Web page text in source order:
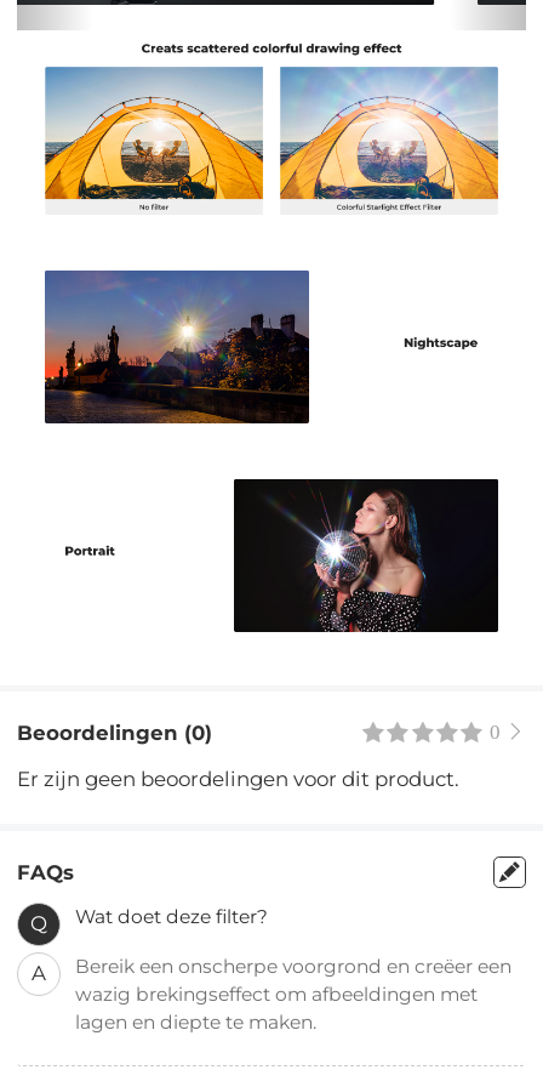
Beoordelingen (0) 0
Er zijn geen beoordelingen voor dit product.
FAQs
Q Wat doet deze filter?
A
Bereik een onscherpe voorgrond en creëer een
wazig brekingseffect om afbeeldingen met
lagen en diepte te maken.